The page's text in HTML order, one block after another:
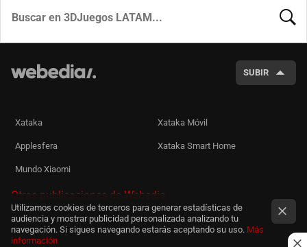
SUBIR
Xataka Xataka Móvil
Applesfera Xataka Smart Home
Mundo Xiaomi
Otras publicaciones de Webedia
Utilizamos cookies de terceros para generar estadísticas de
audiencia y mostrar publicidad personalizada analizando tu
navegación. Si sigues navegando estarás aceptando su uso. Más
información